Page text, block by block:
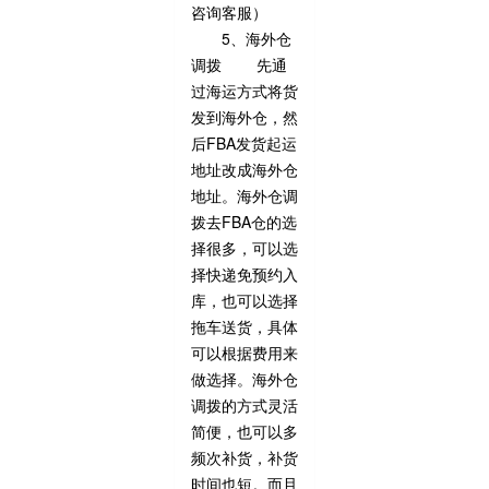
咨询客服）
5、海外仓
调拨 先通
过海运方式将货
发到海外仓，然
后FBA发货起运
地址改成海外仓
地址。海外仓调
拨去FBA仓的选
择很多，可以选
择快递免预约入
库，也可以选择
拖车送货，具体
可以根据费用来
做选择。海外仓
调拨的方式灵活
简便，也可以多
频次补货，补货
时间也短。而且